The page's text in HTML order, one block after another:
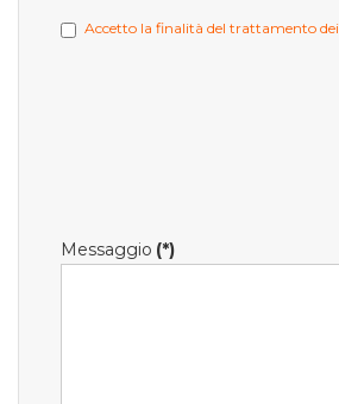
Accetto la finalità del trattamento
Messaggio (*)